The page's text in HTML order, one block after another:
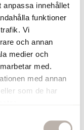
anpassa innehållet
funktioner
Vi
och annan
medier och
med.
med annan
som de har
handdukstork
du även
hittar under
som ska
fliken